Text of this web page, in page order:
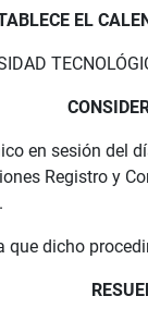
EL
en sesión del
Registro y
que dicho